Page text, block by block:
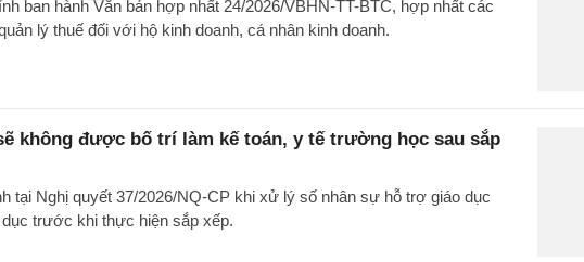
ban hành Văn bản hợp nhất 24/2026/VBHN-TT-BTC, hợp nhất các
lý thuế đối với hộ kinh doanh, cá nhân kinh doanh.
không được bố trí làm kế toán, y tế trường học sau sắp
tại Nghị quyết 37/2026/NQ-CP khi xử lý số nhân sự hỗ trợ giáo dục
trước khi thực hiện sắp xếp.